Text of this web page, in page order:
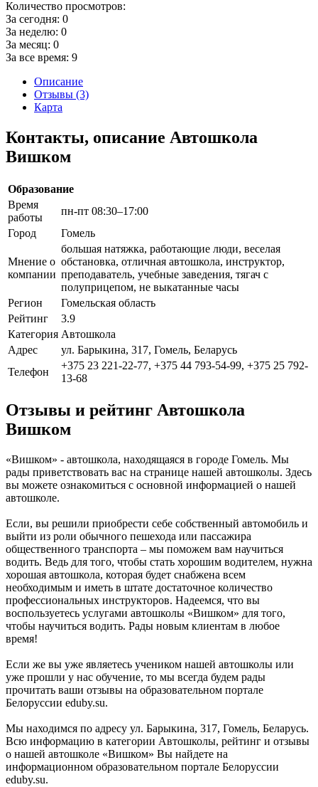
Количество просмотров:
За сегодня: 0
За неделю: 0
За месяц: 0
За все время: 9
Описание
Отзывы (3)
Карта
Контакты, описание Автошкола
Вишком
Образование
Время
работы
пн-пт 08:30–17:00
Город
Гомель
Мнение о
компании
большая натяжка, работающие люди, веселая
обстановка, отличная автошкола, инструктор,
преподаватель, учебные заведения, тягач с
полуприцепом, не выкатанные часы
Регион
Гомельская область
Рейтинг
3.9
Категория Автошкола
Адрес
ул. Барыкина, 317, Гомель, Беларусь
Телефон
+375 23 221-22-77, +375 44 793-54-99, +375 25 792-
13-68
Отзывы и рейтинг Автошкола
Вишком
«Вишком» - автошкола, находящаяся в городе Гомель. Мы
рады приветствовать вас на странице нашей автошколы. Здесь
вы можете ознакомиться с основной информацией о нашей
автошколе.
Если, вы решили приобрести себе собственный автомобиль и
выйти из роли обычного пешехода или пассажира
общественного транспорта – мы поможем вам научиться
водить. Ведь для того, чтобы стать хорошим водителем, нужна
хорошая автошкола, которая будет снабжена всем
необходимым и иметь в штате достаточное количество
профессиональных инструкторов. Надеемся, что вы
воспользуетесь услугами автошколы «Вишком» для того,
чтобы научиться водить. Рады новым клиентам в любое
время!
Если же вы уже являетесь учеником нашей автошколы или
уже прошли у нас обучение, то мы всегда будем рады
прочитать ваши отзывы на образовательном портале
Белоруссии eduby.su.
Мы находимся по адресу ул. Барыкина, 317, Гомель, Беларусь.
Всю информацию в категории Автошколы, рейтинг и отзывы
о нашей автошколе «Вишком» Вы найдете на
информационном образовательном портале Белоруссии
eduby.su.